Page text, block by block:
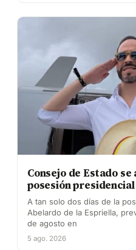
Consejo de Estado
posesión
A tan solo dos días de la
Abelardo de la Espriella,
de agosto en
5 ago. 2026